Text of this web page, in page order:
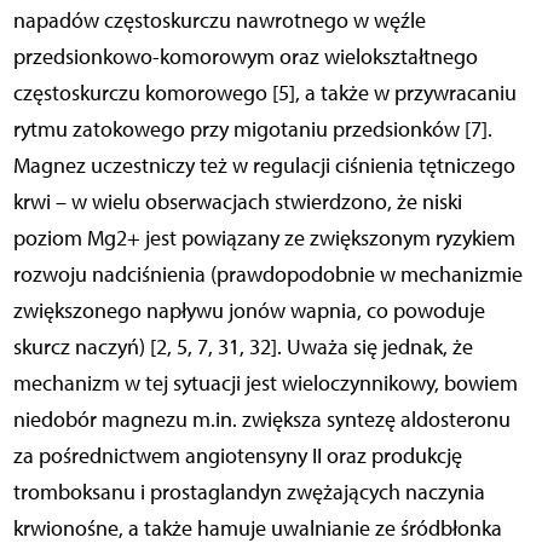
napadów częstoskurczu nawrotnego w węźle
przedsionkowo-komorowym oraz wielokształtnego
częstoskurczu komorowego [5], a także w przywracaniu
rytmu zatokowego przy migotaniu przedsionków [7].
Magnez uczestniczy też w regulacji ciśnienia tętniczego
krwi – w wielu obserwacjach stwierdzono, że niski
poziom Mg2+ jest powiązany ze zwiększonym ryzykiem
rozwoju nadciśnienia (prawdopodobnie w mechanizmie
zwiększonego napływu jonów wapnia, co powoduje
skurcz naczyń) [2, 5, 7, 31, 32]. Uważa się jednak, że
mechanizm w tej sytuacji jest wieloczynnikowy, bowiem
niedobór magnezu m.in. zwiększa syntezę aldosteronu
za pośrednictwem angiotensyny II oraz produkcję
tromboksanu i prostaglandyn zwężających naczynia
krwionośne, a także hamuje uwalnianie ze śródbłonka